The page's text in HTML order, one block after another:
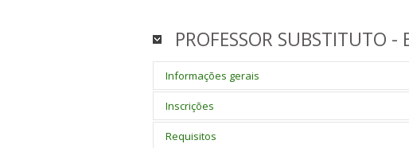
PROFESSOR SUBSTITUTO
Informações gerais
Processo seletivo simplificado destinado à
de Língua Inglesa no Câmpus Campo Grande.
Inscrições
Devem ser feitas entre 6 a 15 de março de 2015,
Requisitos